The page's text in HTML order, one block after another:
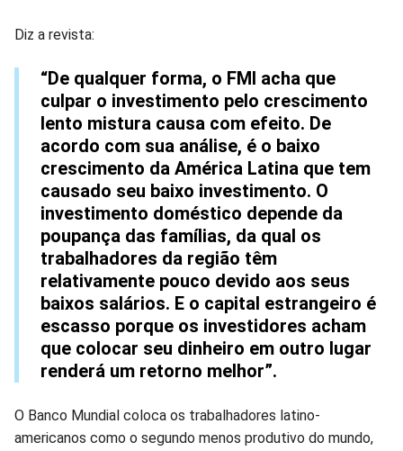
Diz a revista:
“De qualquer forma, o FMI acha que
culpar o investimento pelo crescimento
lento mistura causa com efeito. De
acordo com sua análise, é o baixo
crescimento da América Latina que tem
causado seu baixo investimento. O
investimento doméstico depende da
poupança das famílias, da qual os
trabalhadores da região têm
relativamente pouco devido aos seus
baixos salários. E o capital estrangeiro é
escasso porque os investidores acham
que colocar seu dinheiro em outro lugar
renderá um retorno melhor”.
O Banco Mundial coloca os trabalhadores latino-
americanos como o segundo menos produtivo do mundo,